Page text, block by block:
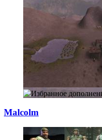
Malcolm